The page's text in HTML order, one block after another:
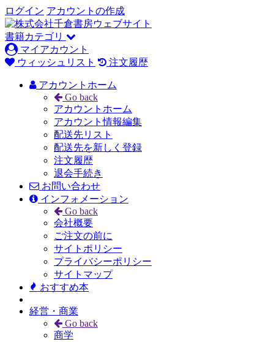
ログイン アカウントの作成
書籍カテゴリ
マイアカウント
ウィッシュリスト
注文履歴
アカウントホーム
Go back
アカウントホーム
アカウント情報編集
配送先リスト
配送先を新しく登録
注文履歴
退会手続き
お問い合わせ
インフォメーション
Go back
会社概要
ご注文の前に
サイトポリシー
プライバシーポリシー
サイトマップ
おすすめ本
経営・商業
Go back
商学